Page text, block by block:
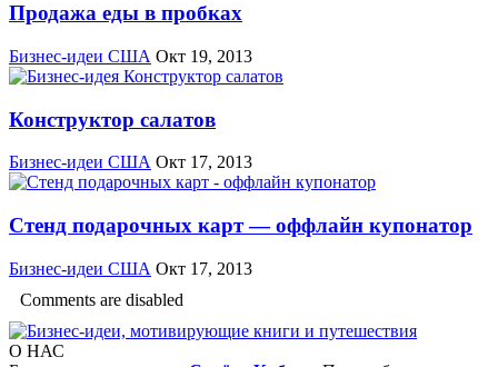
Продажа еды в пробках
Бизнес-идеи США Окт 19, 2013
Конструктор салатов
Бизнес-идеи США Окт 17, 2013
Стенд подарочных карт — оффлайн купонатор
Бизнес-идеи США Окт 17, 2013
Comments are disabled
О НАС